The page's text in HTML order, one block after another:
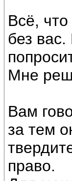
Всё,
без
Мне
Вам
за тем
право.